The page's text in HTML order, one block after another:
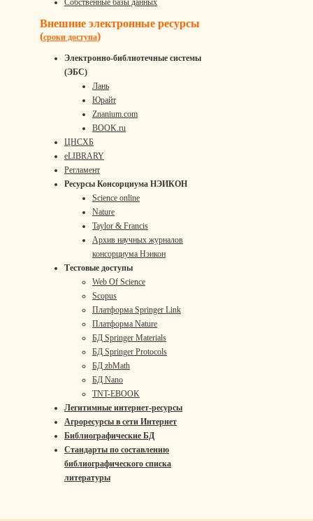
Собственные базы данных
Внешние электронные ресурсы
(сроки доступа)
Электронно-библиотечные системы
(ЭБС)
Лань
Юрайт
Znanium.com
BOOK.ru
ЦНСХБ
eLIBRARY
Регламент
Ресурсы Консорциума НЭИКОН
Science online
Nature
Taylor & Francis
Архив научных журналов
консорциума Нэикон
Тестовые доступы
Web Of Science
Scopus
Платформа Springer Link
Платформа Nature
БД Springer Materials
БД Springer Protocols
БД zbMath
БД Nano
TNT-EBOOK
Легитимные интернет-ресурсы
Агроресурсы в сети Интернет
Библиографические БД
Стандарты по составлению
библиографического списка
литературы